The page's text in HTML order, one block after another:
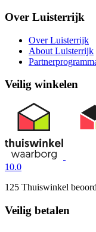
Over Luisterrijk
Over Luisterrijk
About Luisterrijk
Veilig winkelen
10.0
125 Thuiswinkel
Veilig betalen